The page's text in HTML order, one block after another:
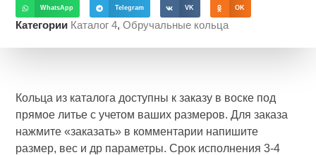
WhatsApp Telegram VK OK
Категории Каталог 4,Обручальные кольца
Кольца из каталога доступны к заказу в воске под
прямое литье с учетом ваших размеров. Для заказа
нажмите «заказать» в комментарии напишите
размер, вес и др параметры. Срок исполнения 3-4